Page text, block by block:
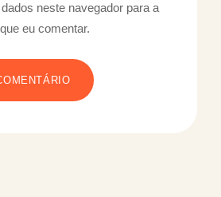
neste navegador para a
eu comentar.